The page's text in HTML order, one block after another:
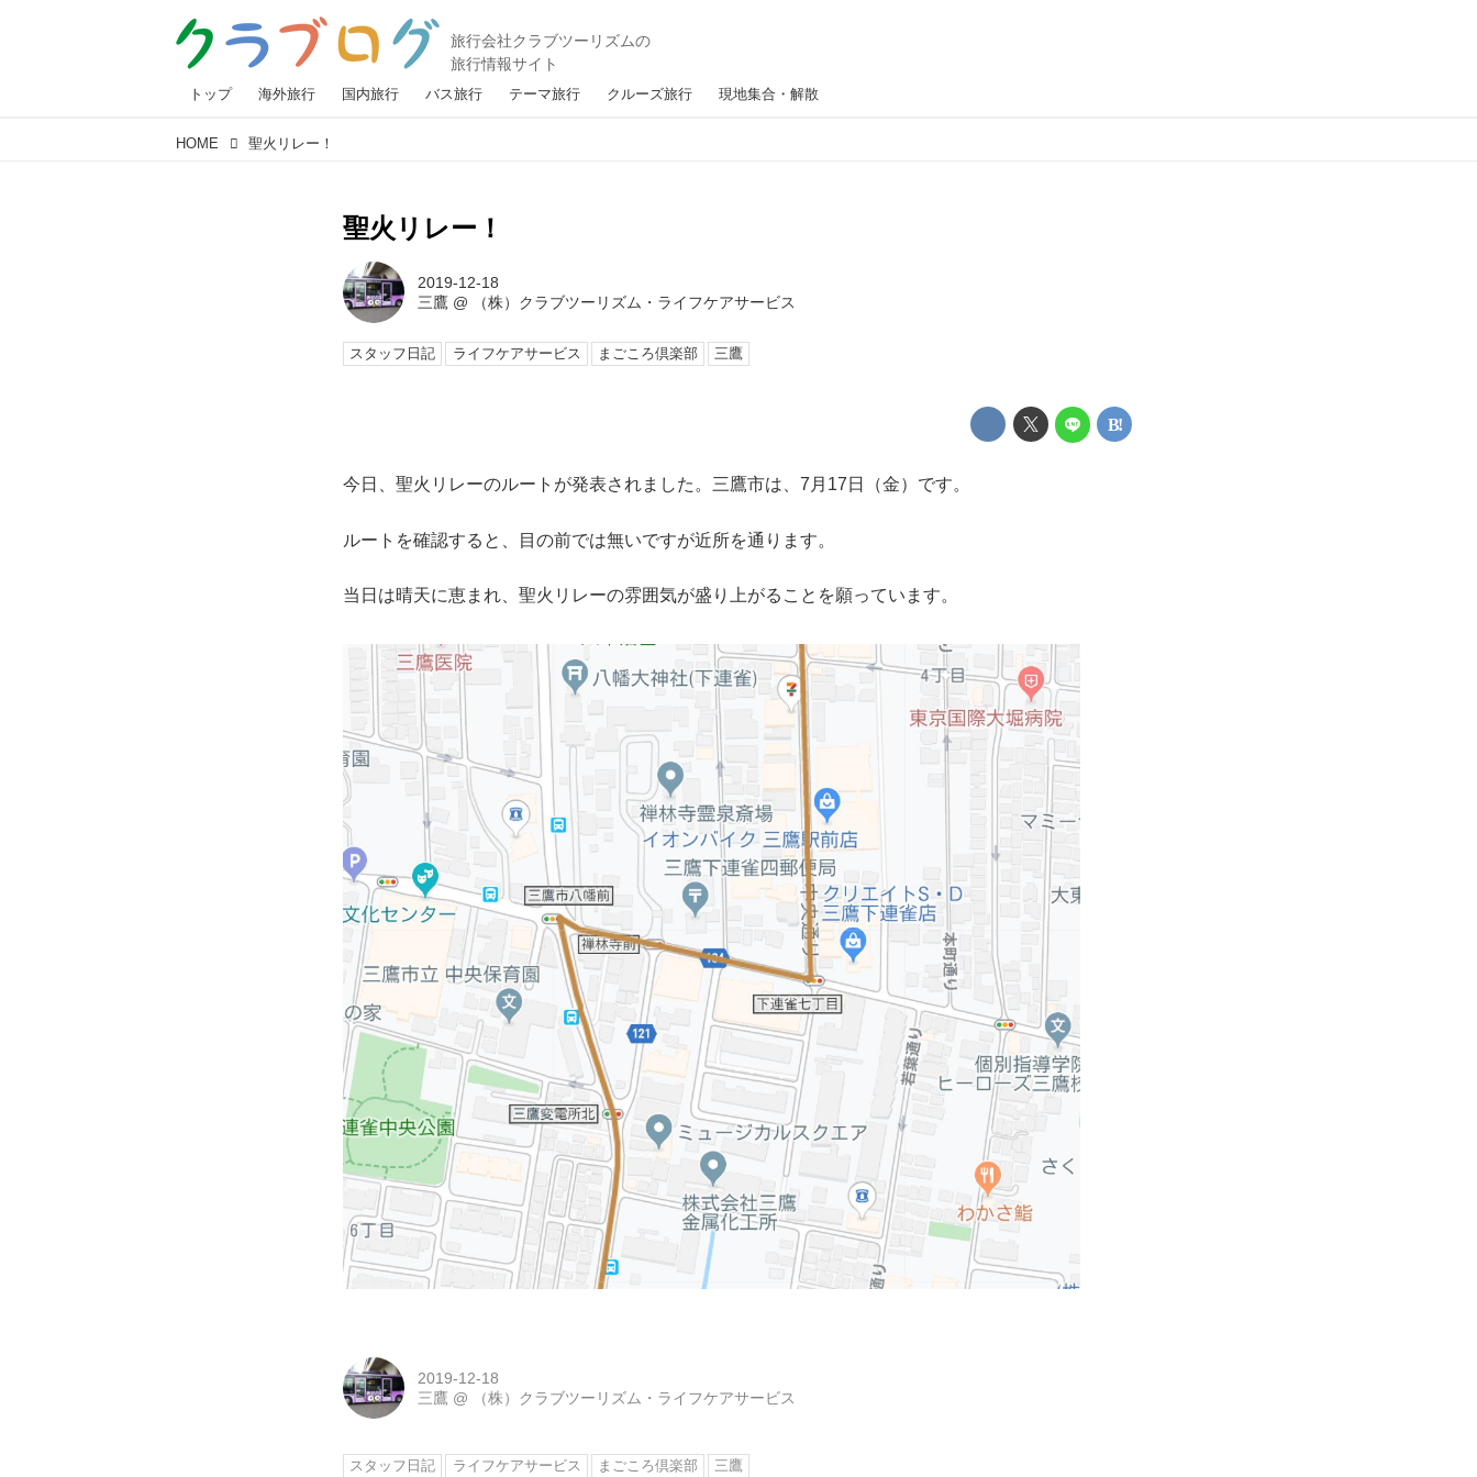
トップ 海外旅行 国内旅行 バス旅行 テーマ旅行 クルーズ旅行 現地集合・解散
HOME 聖火リレー！
聖火リレー！
2019-12-18
三鷹 @ （株）クラブツーリズム・ライフケアサービス
スタッフ日記 ライフケアサービス まごころ倶楽部 三鷹
今日、聖火リレーのルートが発表されました。三鷹市は、7月17日（金）です。
ルートを確認すると、目の前では無いですが近所を通ります。
当日は晴天に恵まれ、聖火リレーの雰囲気が盛り上がることを願っています。
2019-12-18
三鷹 @ （株）クラブツーリズム・ライフケアサービス
スタッフ日記 ライフケアサービス まごころ倶楽部 三鷹